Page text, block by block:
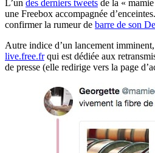
L’un des derniers tweets de la «
une Freebox accompagnée
confirmer la rumeur de barre de son
Autre indice d’un lancement
live.free.frqui est dédiée aux
de presse (elle redirige vers la page